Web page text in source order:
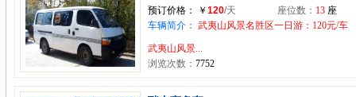
预订价格： ￥ 120/天 座位数： 13 座
车辆简介： 武夷山风景名胜区一日游：120元/车
武夷山风景...
浏览次数： 7752